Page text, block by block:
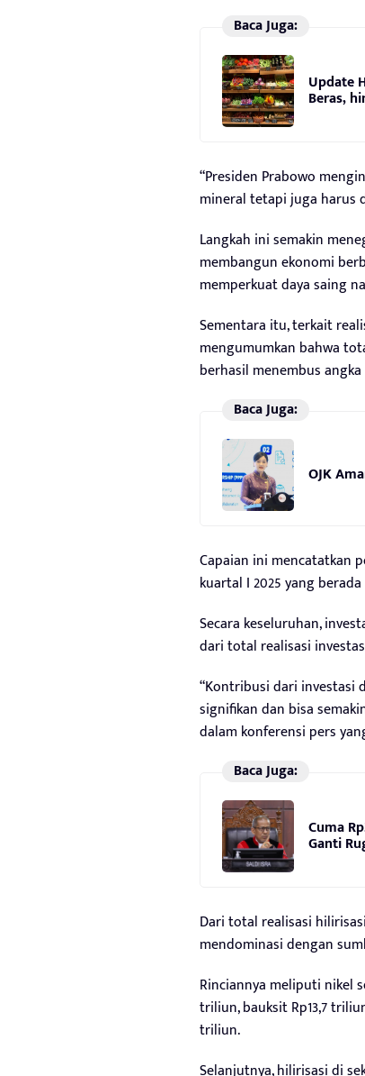
Baca Juga:
Update
Beras,
“Presiden Prabowo
mineral tetapi juga harus
Langkah ini semakin
membangun ekonomi
memperkuat daya saing
Sementara itu, terkait
mengumumkan bahwa
berhasil menembus angka
Baca Juga:
OJK
Capaian ini mencatatkan
kuartal I 2025 yang
Secara keseluruhan,
dari total realisasi
“Kontribusi dari investasi
signifikan dan bisa
dalam konferensi pers
Baca Juga:
Cuma
Ganti
Dari total realisasi
mendominasi dengan
Rinciannya meliputi nikel
triliun, bauksit Rp13,7
triliun.
Selanjutnya, hilirisasi di